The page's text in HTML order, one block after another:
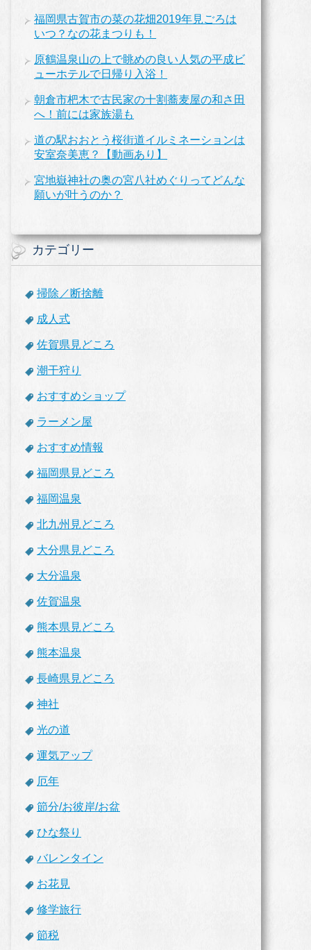
福岡県古賀市の菜の花畑2019年見ごろは
いつ？なの花まつりも！
原鶴温泉山の上で眺めの良い人気の平成ビ
ューホテルで日帰り入浴！
朝倉市杷木で古民家の十割蕎麦屋の和さ田
へ！前には家族湯も
道の駅おおとう桜街道イルミネーションは
安室奈美恵？【動画あり】
宮地嶽神社の奥の宮八社めぐりってどんな
願いが叶うのか？
カテゴリー
掃除／断捨離
成人式
佐賀県見どころ
潮干狩り
おすすめショップ
ラーメン屋
おすすめ情報
福岡県見どころ
福岡温泉
北九州見どころ
大分県見どころ
大分温泉
佐賀温泉
熊本県見どころ
熊本温泉
長崎県見どころ
神社
光の道
運気アップ
厄年
節分/お彼岸/お盆
ひな祭り
バレンタイン
お花見
修学旅行
節税